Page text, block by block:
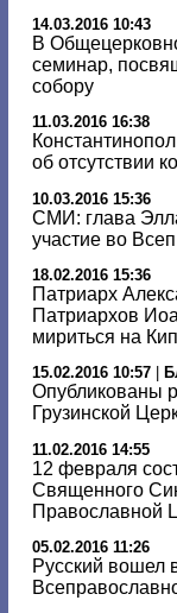
14.03.2016 10:43
В
семинар,
cобору
11.03.2016 16:38
об отсутствии
10.03.2016 15:36
СМИ: глава
участие во
18.02.2016 15:36
Патриарх
Патриархов
мириться на
15.02.2016 10:57
Опубликованы
Грузинской
11.02.2016 14:55
12 февраля
Священного
Православной
05.02.2016 11:26
Русский вошел